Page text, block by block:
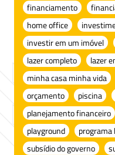
financiamento
home office
investir em um imóvel
lazer completo
lazer
minha casa minha vida
orçamento
piscina
planejamento financeiro
playground
programa
subsídio do governo